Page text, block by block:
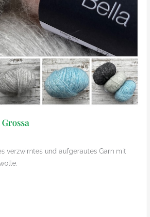
verzwirntes und aufgerautes Garn mit